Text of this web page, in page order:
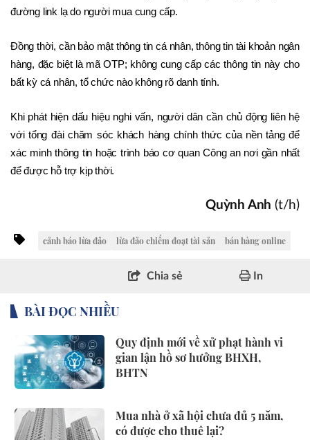
đường link lạ do người mua cung cấp.
Đồng thời, cần bảo mật thông tin cá nhân, thông tin tài khoản ngân
hàng, đặc biệt là mã OTP; không cung cấp các thông tin này cho
bất kỳ cá nhân, tổ chức nào không rõ danh tính.
Khi phát hiện dấu hiệu nghi vấn, người dân cần chủ động liên hệ
với tổng đài chăm sóc khách hàng chính thức của nền tảng để
xác minh thông tin hoặc trình báo cơ quan Công an nơi gần nhất
để được hỗ trợ kịp thời.
Quỳnh Anh (t/h)
cảnh báo lừa đảo lừa đảo chiếm đoạt tài sản bán hàng online
Chia sẻ In
BÀI ĐỌC NHIỀU
Quy định mới về xử phạt hành vi
gian lận hồ sơ hưởng BHXH,
BHTN
Mua nhà ở xã hội chưa đủ 5 năm,
có được cho thuê lại?